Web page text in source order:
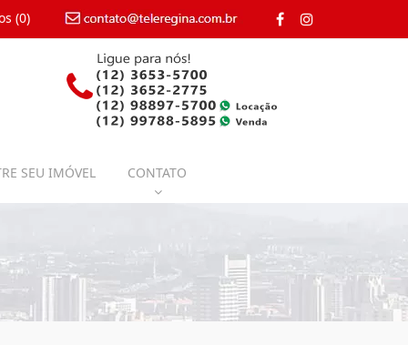
contato@teleregina.com.br
(0)
SEU IMÓVEL CONTATO